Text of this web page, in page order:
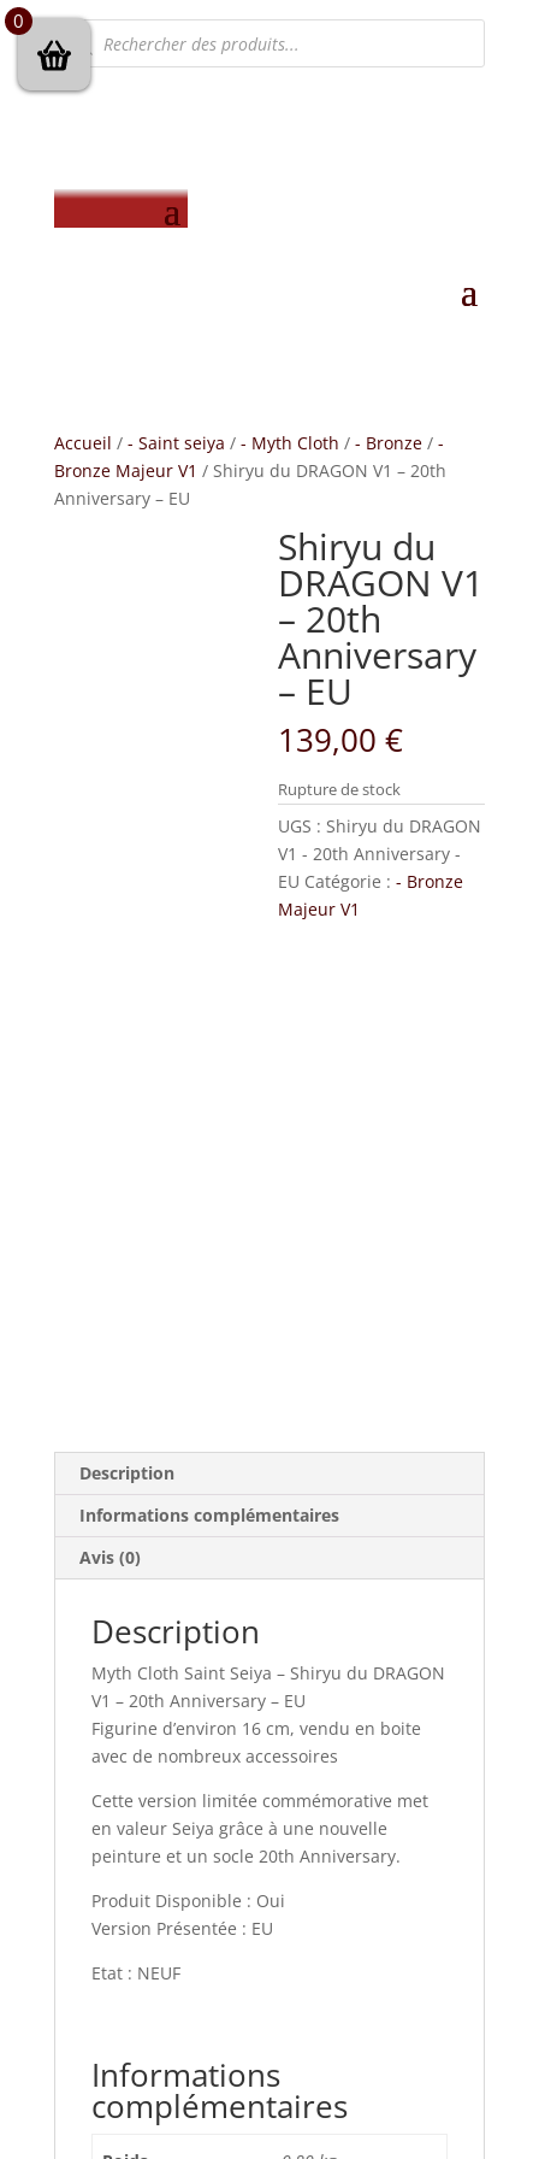
Recherche
de
produits
Accueil / - Saint seiya / - Myth Cloth / - Bronze/ -
Bronze Majeur V1 / Shiryu du DRAGON V1 – 20th
Anniversary – EU
Shiryu du
DRAGON V1
– 20th
Anniversary
– EU
139,00€
Rupture de stock
UGS :Shiryu du DRAGON
V1 - 20th Anniversary -
EU Catégorie :- Bronze
Majeur V1
Description
Informations complémentaires
Avis (0)
Description
Myth Cloth Saint Seiya – Shiryu du DRAGON
V1 – 20th Anniversary – EU
Figurine d’environ 16 cm, vendu en boite
avec de nombreux accessoires
Cette version limitée commémorative met
en valeur Seiya grâce à une nouvelle
peinture et un socle 20th Anniversary.
Produit Disponible : Oui
Version Présentée : EU
Etat : NEUF
Informations
complémentaires
0